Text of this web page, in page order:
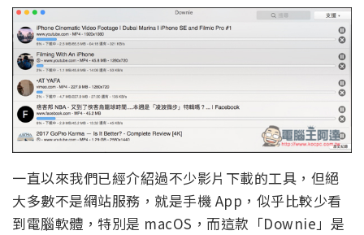
一直以來我們已經介紹過不少影片下載的工具，但絕
大多數不是網站服務，就是手機 App，似乎比較少看
到電腦軟體，特別是 macOS，而這款「Downie」是